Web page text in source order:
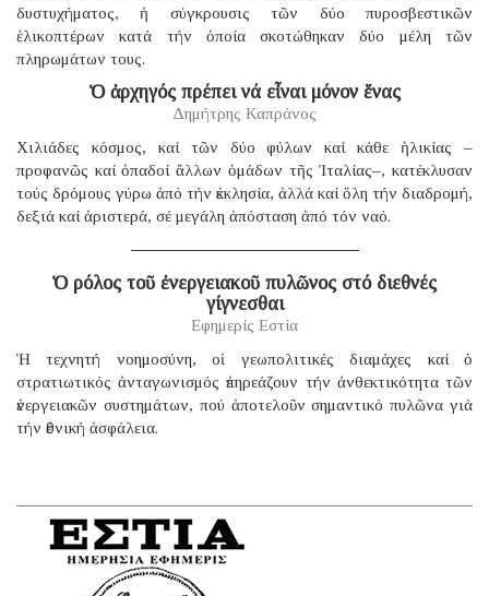
δυστυχήματος, ἡ σύγκρουσις τῶν δύο πυροσβεστικῶν
ἑλικοπτέρων κατά τήν ὁποία σκοτώθηκαν δύο μέλη τῶν
πληρωμάτων τους.
Ὁ ἀρχηγός πρέπει νά εἶναι μόνον ἕνας
Δημήτρης Καπράνος
Χιλιάδες κόσμος, καί τῶν δύο φύλων καί κάθε ἡλικίας –
προφανῶς καί ὀπαδοί ἄλλων ὁμάδων τῆς Ἰταλίας–, κατέκλυσαν
τούς δρόμους γύρω ἀπό τήν ἐκκλησία, ἀλλά καί ὅλη τήν διαδρομή,
δεξιά καί ἀριστερά, σέ μεγάλη ἀπόσταση ἀπό τόν ναό.
Ὁ ρόλος τοῦ ἐνεργειακοῦ πυλῶνος στό διεθνές
γίγνεσθαι
Εφημερίς Εστία
Ἡ τεχνητή νοημοσύνη, οἱ γεωπολιτικές διαμάχες καί ὁ
στρατιωτικός ἀνταγωνισμός ἐπηρεάζουν τήν ἀνθεκτικότητα τῶν
ἐνεργειακῶν συστημάτων, πού ἀποτελοῦν σημαντικό πυλῶνα γιά
τήν ἐθνική ἀσφάλεια.